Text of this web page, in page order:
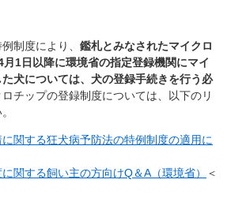
制度により、 鑑札とみなされたマイクロ
1日以降に環境省の指定登録機関にマイ
犬については、犬の登録手続きを行う必
ロチップの登録制度については、以下のリ
関する狂犬病予防法の特例制度の適用に
関する飼い主の方向けQ＆A（環境省）
＜